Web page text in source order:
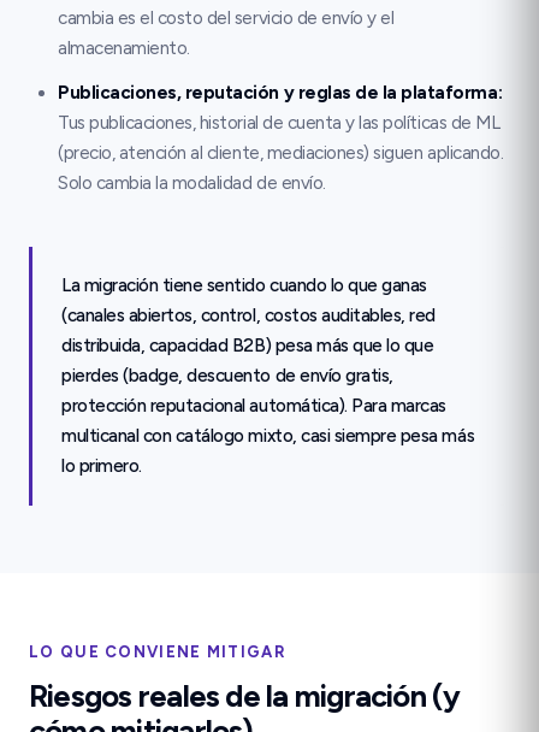
cambia es el costo del servicio de envío y el
almacenamiento.
Publicaciones, reputación y reglas de la plataforma:
Tus publicaciones, historial de cuenta y las políticas de ML
(precio, atención al cliente, mediaciones) siguen aplicando.
Solo cambia la modalidad de envío.
La migración tiene sentido cuando lo que ganas
(canales abiertos, control, costos auditables, red
distribuida, capacidad B2B) pesa más que lo que
pierdes (badge, descuento de envío gratis,
protección reputacional automática). Para marcas
multicanal con catálogo mixto, casi siempre pesa más
lo primero.
LO QUE CONVIENE MITIGAR
Riesgos reales de la migración (y